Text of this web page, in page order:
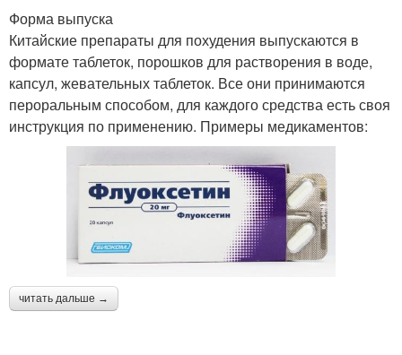
Форма выпуска
Китайские препараты для похудения выпускаются в
формате таблеток, порошков для растворения в воде,
капсул, жевательных таблеток. Все они принимаются
пероральным способом, для каждого средства есть своя
инструкция по применению. Примеры медикаментов:
читать дальше →